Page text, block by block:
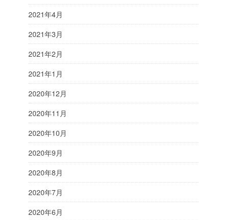
2021年4月
2021年3月
2021年2月
2021年1月
2020年12月
2020年11月
2020年10月
2020年9月
2020年8月
2020年7月
2020年6月